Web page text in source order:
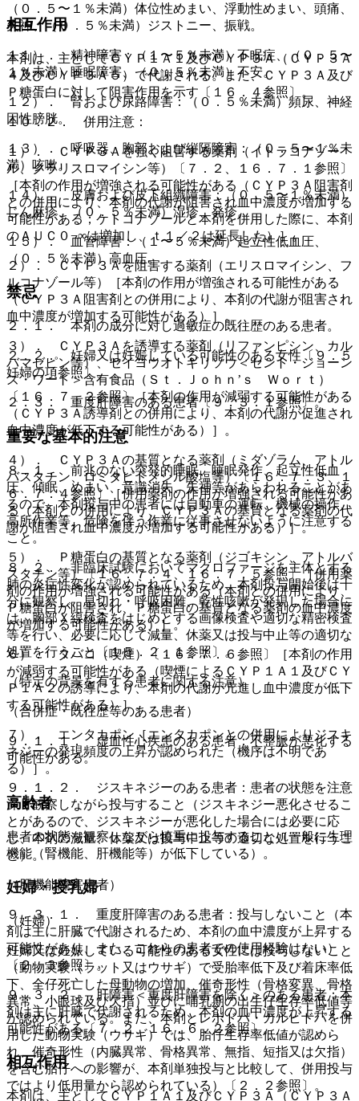
相互作用
本剤は、主としてＣＹＰ１Ａ１及びＣＹＰ３Ａ（ＣＹＰ３Ａ
４及びＣＹＰ３Ａ５）で代謝される。また、ＣＹＰ３Ａ及び
Ｐ糖蛋白に対して阻害作用を示す〔１６．４参照〕。
１０．２． 併用注意：
１）． ＣＹＰ３Ａを強く阻害する薬剤（イトラコナゾー
ル、クラリスロマイシン等）〔７．２、１６．７．１参照〕
［本剤の作用が増強される可能性がある（ＣＹＰ３Ａ阻害剤
との併用により、本剤の代謝が阻害され血中濃度が増加する
可能性がある；ケトコナゾールと本剤を併用した際に、本剤
のＡＵＣ０−∞は増加し、ｔ１／２は延長した）］。
２）． ＣＹＰ３Ａを阻害する薬剤（エリスロマイシン、フ
ルコナゾール等）［本剤の作用が増強される可能性がある
（ＣＹＰ３Ａ阻害剤との併用により、本剤の代謝が阻害され
血中濃度が増加する可能性がある）］。
３）． ＣＹＰ３Ａを誘導する薬剤（リファンピシン、カル
バマゼピン等）、セイヨウオトギリソウ＜セント・ジョーン
ズ・ワート＞含有食品（Ｓｔ．Ｊｏｈｎ’ｓ Ｗｏｒｔ）
〔１６．７．２参照〕［本剤の作用が減弱する可能性がある
（ＣＹＰ３Ａ誘導剤との併用により、本剤の代謝が促進され
血中濃度が低下する可能性がある）］。
４）． ＣＹＰ３Ａの基質となる薬剤（ミダゾラム、アトル
バスタチン、ロミタピドメシル酸塩等）〔１６．７．３、１
６．７．４参照〕［併用薬剤の作用が増強される可能性があ
る（本剤との併用により、ＣＹＰ３Ａの基質となる薬剤の代
謝が阻害され血中濃度が増加する可能性がある）］。
５）． Ｐ糖蛋白の基質となる薬剤（ジゴキシン、アトルバ
スタチン等）〔１６．７．４、１６．７．５参照〕［併用薬
剤の作用が増強される可能性がある（本剤との併用により、
Ｐ糖蛋白が阻害され、Ｐ糖蛋白の基質となる薬剤の血中濃度
が増加する可能性がある）］。
６）． タバコ（喫煙）〔１６．７．６参照〕［本剤の作用
が減弱する可能性がある（喫煙によるＣＹＰ１Ａ１及びＣＹ
Ｐ１Ａ２の誘導により、本剤の代謝が亢進し血中濃度が低下
する可能性がある）］。
７）． エンタカポン［エンタカポンとの併用によりジスキ
ネジーの発現頻度の上昇が認められた（機序は不明であ
る）］。
高齢者
患者の状態を観察しながら慎重に投与すること（一般に生理
機能（腎機能、肝機能等）が低下している）。
妊婦・授乳婦
（妊婦）
妊婦又は妊娠している可能性のある女性には投与しないこと
（動物実験（ラット又はウサギ）で受胎率低下及び着床率低
下、全仔死亡した母動物の増加、催奇形性（骨格変異、骨格
異常、小眼球及び欠指）並びに哺乳期の出生仔生存率低値等
が認められている。また、本剤とレボドパ・カルビドパを併
用した動物実験（ウサギ）では、胎仔生存率低値が認めら
れ、催奇形性（内臓異常、骨格異常、無指、短指又は欠指）
を含む胎仔への影響が、本剤単独投与と比較して、併用投与
ではより低用量から認められている）〔２．２参照〕。
（０．５〜１％未満）体位性めまい、浮動性めまい、頭痛、
失神、（０．５％未満）ジストニー、振戦。
１１）． 精神障害：（１〜５％未満）不眠症、（０．５〜
１％未満）睡眠障害、（０．５％未満）不安。
１２）． 腎および尿路障害：（０．５％未満）頻尿、神経
因性膀胱。
１３）． 呼吸器、胸郭および縦隔障害：（０．５〜１％未
満）咳嗽。
１４）． 皮膚および皮下組織障害：（０．５〜１％未満）
じん麻疹、（０．５％未満）湿疹、発疹。
１５）． 血管障害：（１〜５％未満）起立性低血圧、
（０．５％未満）高血圧。
禁忌
２．１． 本剤の成分に対し過敏症の既往歴のある患者。
２．２． 妊婦又は妊娠している可能性のある女性〔９．５
妊婦の項参照〕。
２．３． 重度肝障害のある患者〔９．３．１参照〕。
重要な基本的注意
８．１． 前兆のない突発的睡眠、睡眠発作、起立性低血
圧、傾眠、めまい、意識消失、失神等があらわれることがあ
るので、本剤投与中の患者には自動車の運転、機械の操作、
高所作業等、危険を伴う作業に従事させないように注意する
こと。
８．２． 非臨床試験においてマクロファージを主体とする
肺の炎症性変化が認められているため、本剤投与開始後は十
分に観察し、息切れ・呼吸困難、乾性咳嗽が発現した場合に
は、胸部Ｘ線検査をはじめとする画像検査や適切な精密検査
等を行い、必要に応じて減量、休薬又は投与中止等の適切な
処置を行うこと〔１５．２．１参照〕。
（特定の背景を有する患者に関する注意）
（合併症・既往歴等のある患者）
９．１．１． 虚血性心疾患のある患者：不整脈が悪化する
可能性がある。
９．１．２． ジスキネジーのある患者：患者の状態を注意
深く観察しながら投与すること（ジスキネジー悪化させるこ
とがあるので、ジスキネジーが悪化した場合には必要に応
じ、本剤の減量、休薬又は投与中止等の適切な処置を行うこ
と）。
（肝機能障害患者）
９．３．１． 重度肝障害のある患者：投与しないこと（本
剤は主に肝臓で代謝されるため、本剤の血中濃度が上昇する
可能性があり、また、これらの患者での使用経験はない）
〔２．３参照〕。
９．３．２． 肝障害＜重度肝障害を除く＞のある患者：本
剤は主に肝臓で代謝されるため、本剤の血中濃度が上昇する
可能性がある〔７．２、１６．６．２参照〕。
相互作用
本剤は、主としてＣＹＰ１Ａ１及びＣＹＰ３Ａ（ＣＹＰ３Ａ